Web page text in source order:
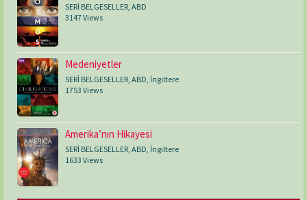
SERİ BELGESELLER ABD
3147 Views
Medeniyetler
SERİ BELGESELLER ABD İngiltere
1753 Views
Amerika’nın Hikayesi
SERİ BELGESELLER, ABD, İngiltere
1633 Views